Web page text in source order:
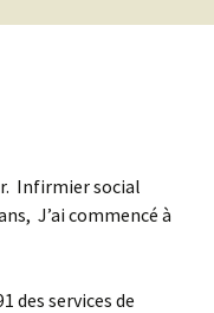
Infirmier social
J’ai commencé à
des services de